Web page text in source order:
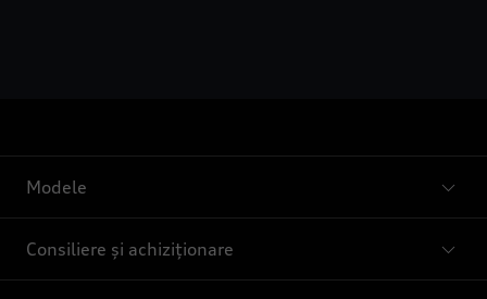
Modele
Consiliere și achiziționare